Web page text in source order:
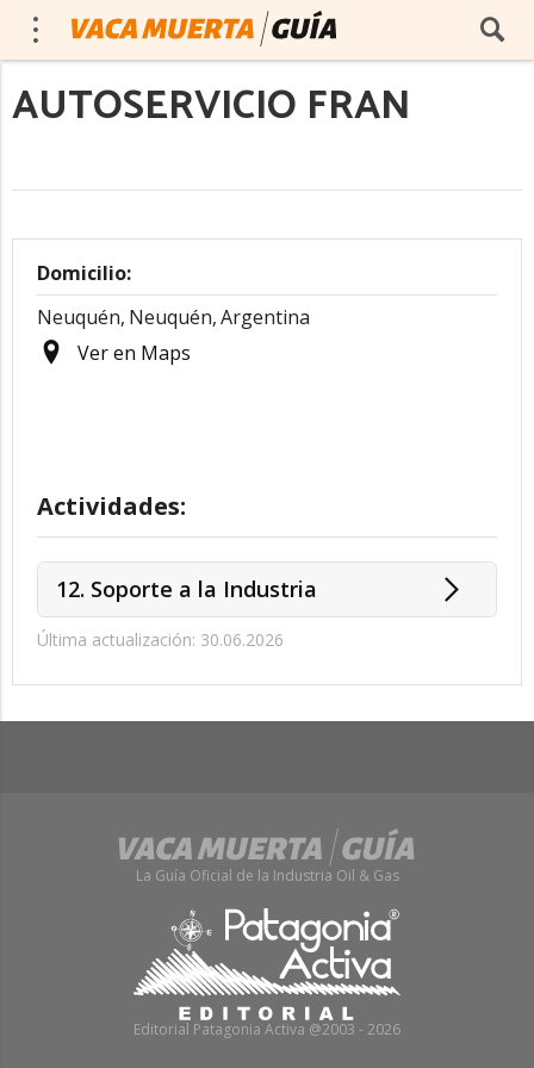
AUTOSERVICIO FRAN
Domicilio:
Neuquén, Neuquén,Argentina
Ver en Maps
Actividades:
12. Soporte a la Industria
Última actualización: 30.06.2026
La Guía Oficial de la Industria Oil & Gas
Editorial Patagonia Activa @2003 - 2026